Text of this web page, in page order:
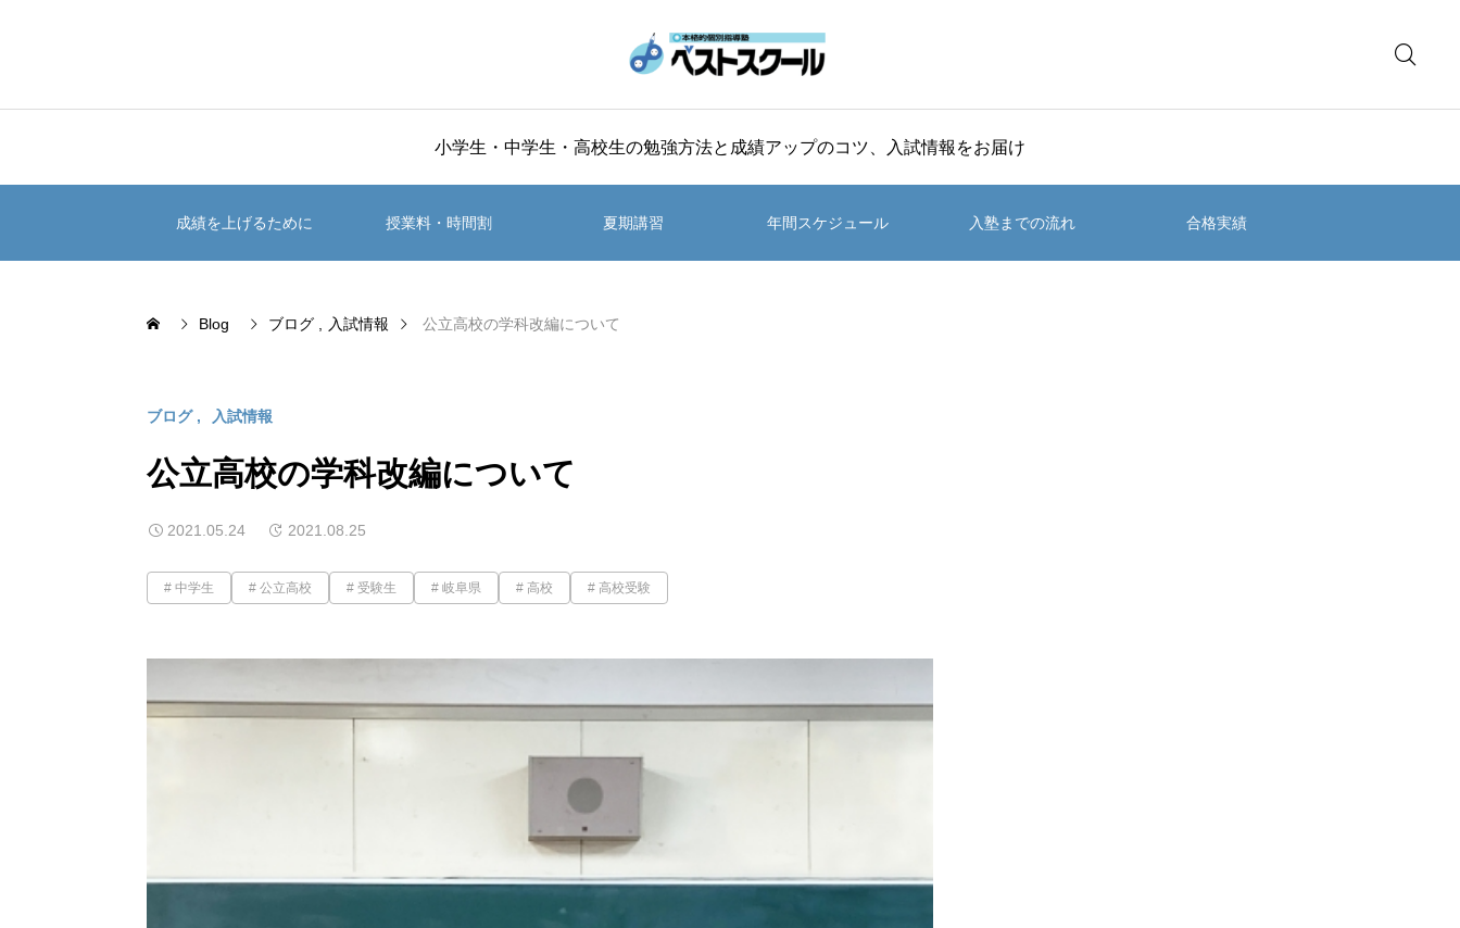
小学生・中学生・高校生の勉強方法と成績アップのコツ、入試情報をお届け
成績を上げるために 授業料・時間割 夏期講習 年間スケジュール 入塾までの流れ 合格実績
Blog ブログ 入試情報 公立高校の学科改編について
ブログ 入試情報
公立高校の学科改編について
2021.05.24 2021.08.25
中学生 公立高校 受験生 岐阜県 高校 高校受験